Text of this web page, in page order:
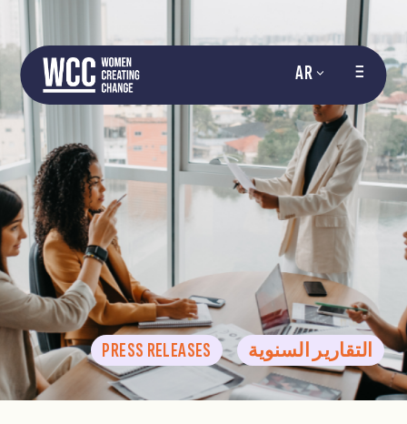
AR
PRESS RELEASES التقارير السنوية